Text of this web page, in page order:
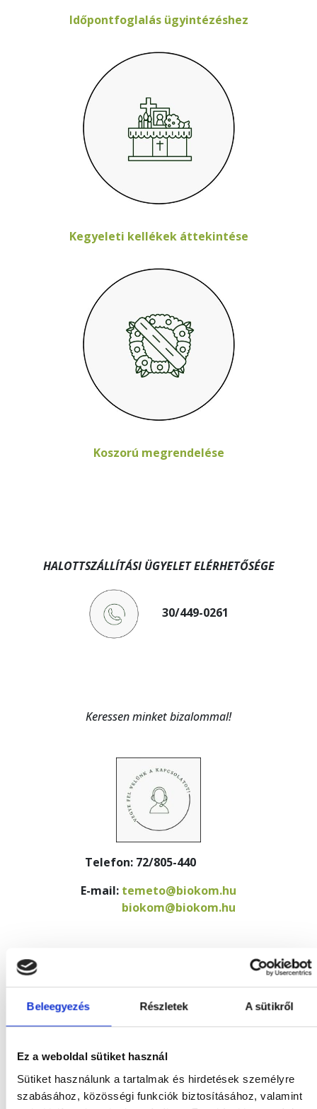
Beleegyezés Részletek A sütikről
Ez a weboldal sütiket használ
Sütiket használunk a tartalmak és hirdetések személyre
szabásához, közösségi funkciók biztosításához, valamint
Időpontfoglalás ügyintézéshez
Kegyeleti kellékek áttekintése
Koszorú megrendelése
HALOTTSZÁLLÍTÁSI ÜGYELET ELÉRHETŐSÉGE
30/449-0261
Keressen minket bizalommal!
Telefon: 72/805-440
E-mail: temeto@biokom.hu
biokom@biokom.hu
Tekintse meg szolgáltatásainkat!